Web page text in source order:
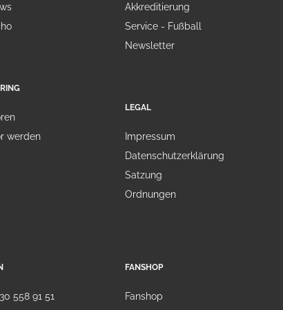
werden
Akkreditierung
Service - Fußball
Newsletter
LEGAL
Impressum
Datenschutzerklärung
Satzung
Ordnungen
558 91 51
FANSHOP
Fanshop